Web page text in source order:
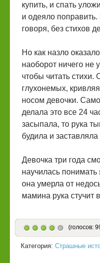
купить, и спать
и одеяло поправить.
говоря, без стихов
Но как назло
наоборот ничего не
чтобы читать стихи.
глухонемых,
носом девочки.
делала это все 24
засыпала, то рука
будила и заставляла
Девочка три года
научилась
она умерла от
мамина рука стучит
(голосов:
Категория: Страшные